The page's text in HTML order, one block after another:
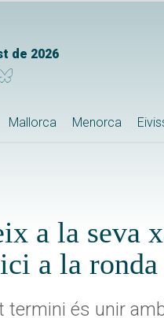
de 2026
Mallorca Menorca
a la seva
a la
termini és unir